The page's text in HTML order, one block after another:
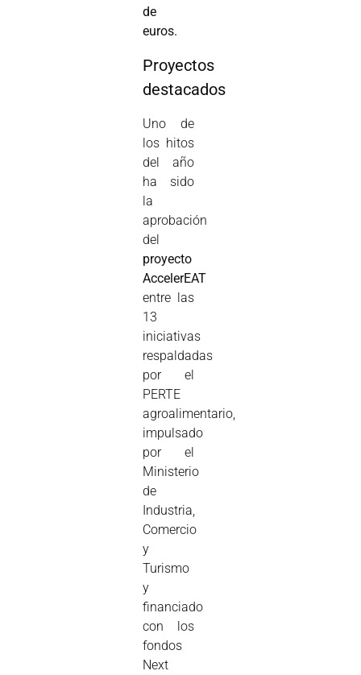
de
euros.
Proyectos
destacados
Uno de
los hitos
del año
ha sido
la
aprobación
del
proyecto
AccelerEAT
entre las
13
iniciativas
respaldadas
por el
PERTE
agroalimentario,
impulsado
por el
Ministerio
de
Industria,
Comercio
y
Turismo
y
financiado
con los
fondos
Next